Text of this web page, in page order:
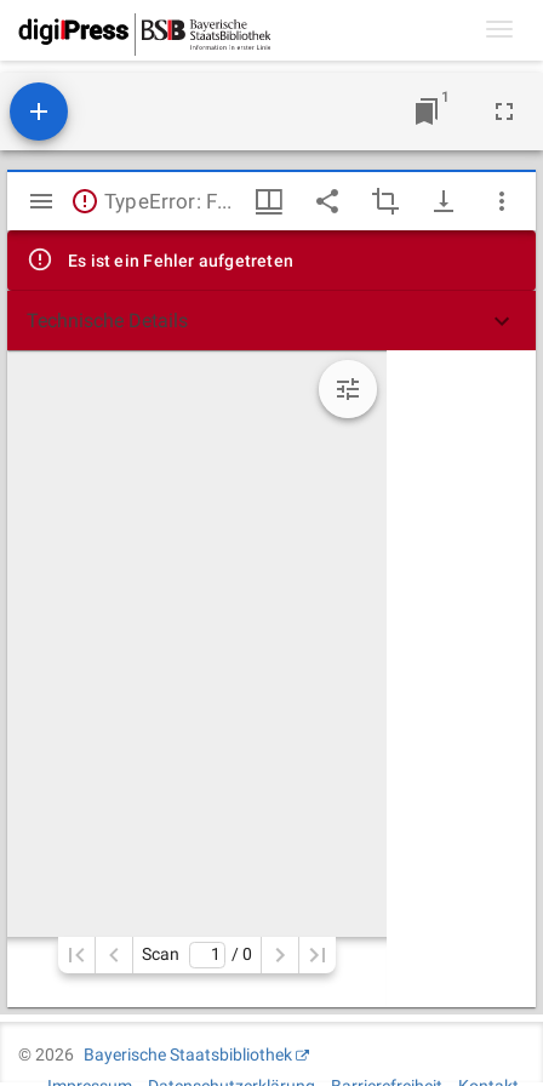
1
Mirador
Viewer
TypeError: Failed to fetch
Es ist ein Fehler aufgetreten
Technische Details
Scan / 0
©2026
Bayerische Staatsbibliothek